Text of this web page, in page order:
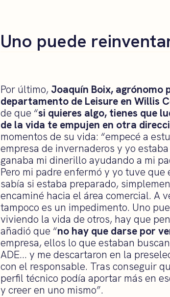
Uno puede
Por último, Joaquín Boix, agrónomo
departamento de Leisure en Willis
de que “si quieres algo, tienes que
de la vida te empujen en otra
momentos de su vida: “empecé a
empresa de invernaderos y yo
ganaba mi dinerillo ayudando a mi
Pero mi padre enfermó y yo tuve
sabía si estaba preparado,
encaminé hacia el área comercial. A
tampoco es un impedimento. Uno
viviendo la vida de otros, hay que
añadió que “no hay que darse por
empresa, ellos lo que estaban
ADE… y me descartaron en la
con el responsable. Tras conseguir
perfil técnico podía aportar más en
y creer en uno mismo”.